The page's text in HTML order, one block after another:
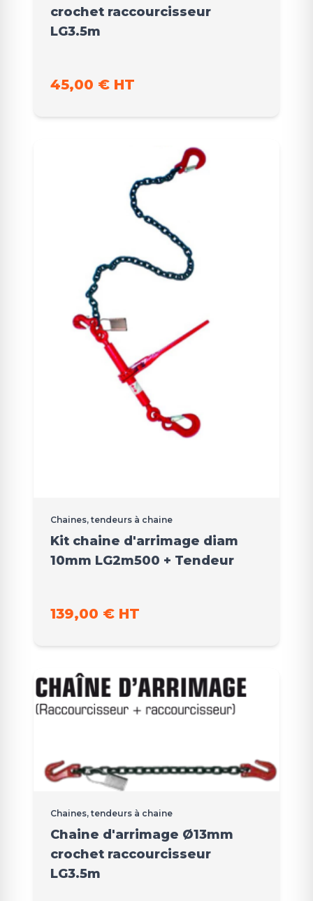
crochet raccourcisseur
LG3.5m
45,00 € HT
Chaines, tendeurs à chaine
Kit chaine d'arrimage diam
10mm LG2m500 + Tendeur
139,00 € HT
Chaines, tendeurs à chaine
Chaine d'arrimage Ø13mm
crochet raccourcisseur
LG3.5m